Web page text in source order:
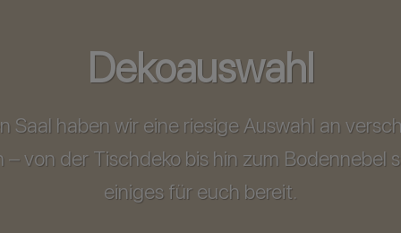
Dekoauswahl
Saal haben wir eine riesige Auswahl an
– von der Tischdeko bis hin zum Bodennebel
einiges für euch bereit.